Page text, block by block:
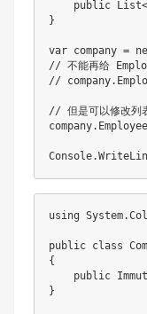
public
}
var company =
// 不能再给
//
// 但是可以修改列
using
public class
{
public
}